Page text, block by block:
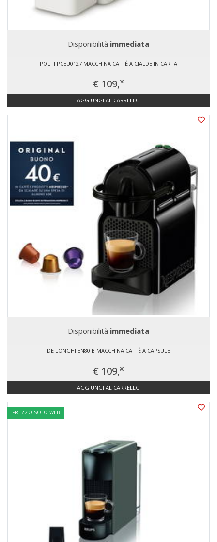
Disponibilità immediata
POLTI PCEU0127 MACCHINA CAFFÉ A CIALDE IN CARTA
€ 109,90
AGGIUNGI AL CARRELLO
Disponibilità immediata
DE LONGHI EN80.B MACCHINA CAFFÉ A CAPSULE
€ 109,90
AGGIUNGI AL CARRELLO
PREZZO SOLO WEB